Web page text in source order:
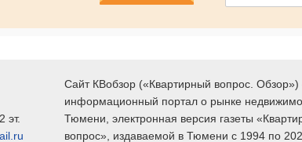
эт.
Сайт КВобзор («Квартирный вопрос.
информационный портал о рынке
Тюмени, электронная версия газеты
вопрос», издаваемой в Тюмени с 1994 по